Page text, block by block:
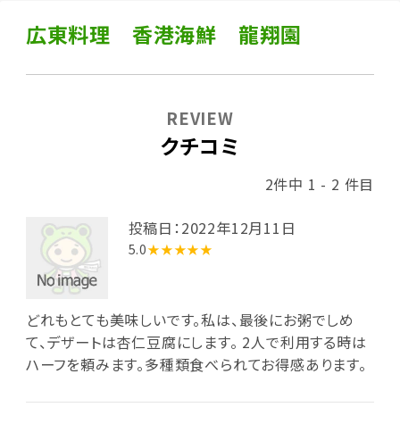
広東料理 香港海鮮 龍翔園
クチコミ
REVIEW
2件中 1 - 2 件目
投稿日：2022年12月11日
5.0★★★★★
どれもとても美味しいです。私は、最後にお粥でしめ
て、デザートは杏仁豆腐にします。 2人で利用する時は
ハーフを頼みます。多種類食べられてお得感あります。